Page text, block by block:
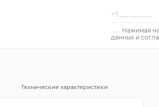
Нажимая
данных и
Технические характеристики